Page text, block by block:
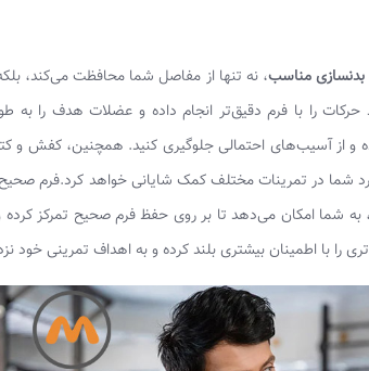
مناسب، نه تنها از مفاصل شما محافظت می‌کند،
حرکات را با فرم دقیق‌تر انجام داده و عضلات هدف را به
و از آسیب‌های احتمالی جلوگیری کنید. همچنین، کفش و
شما در تمرینات مختلف کمک شایانی خواهد کرد.فرم
به شما امکان می‌دهد تا بر روی حفظ فرم صحیح تمرکز کرده
را با اطمینان بیشتری بلند کرده و به اهداف تمرینی خود